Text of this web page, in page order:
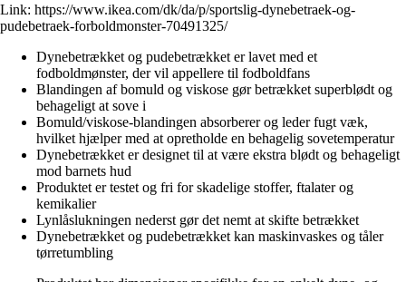
Link: https://www.ikea.com/dk/da/p/sportslig-dynebetraek-og-
pudebetraek-forboldmonster-70491325/
Dynebetrækket og pudebetrækket er lavet med et
fodboldmønster, der vil appellere til fodboldfans
Blandingen af bomuld og viskose gør betrækket superblødt og
behageligt at sove i
Bomuld/viskose-blandingen absorberer og leder fugt væk,
hvilket hjælper med at opretholde en behagelig sovetemperatur
Dynebetrækket er designet til at være ekstra blødt og behageligt
mod barnets hud
Produktet er testet og fri for skadelige stoffer, ftalater og
kemikalier
Lynlåslukningen nederst gør det nemt at skifte betrækket
Dynebetrækket og pudebetrækket kan maskinvaskes og tåler
tørretumbling